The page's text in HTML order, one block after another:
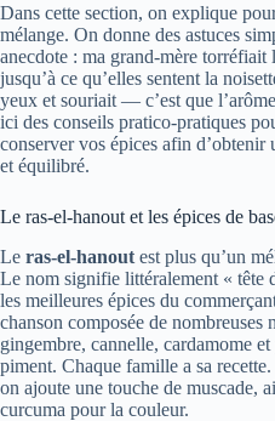
Dans cette section, on explique
mélange. On donne des astuces
anecdote : ma grand-mère torréfiait
jusqu’à ce qu’elles sentent la
yeux et souriait — c’est que
ici des conseils pratico-pratiques
conserver vos épices afin
et équilibré.
Le ras-el-hanout et les épices de
Le ras-el-hanout est plus qu’un
Le nom signifie littéralement « tête
les meilleures épices du
chanson composée de nombreuses
gingembre, cannelle, cardamome
piment. Chaque famille a sa
on ajoute une touche de muscade,
curcuma pour la couleur.